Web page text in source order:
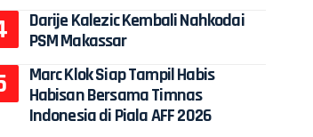
Darije Kalezic Kembali Nahkodai
PSM Makassar
Marc Klok Siap Tampil Habis
Habisan Bersama Timnas
Indonesia di Piala AFF 2026